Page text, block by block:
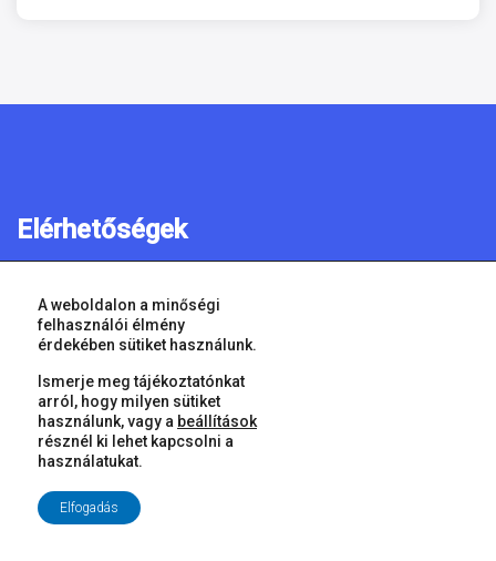
Elérhetőségek
Cím:
9021 Győr, Városház tér 1.
Telefon: 06 (96) 500 100
Email: gyor@gyor-ph.hu
polgarmester@gyor-ph.hu
Hírek
Civil hírek
A weboldalon a minőségi
felhasználói élmény
érdekében sütiket használunk.
Ismerje meg tájékoztatónkat
arról, hogy milyen sütiket
használunk, vagy a beállítások
résznél ki lehet kapcsolni a
használatukat.
Elfogadás